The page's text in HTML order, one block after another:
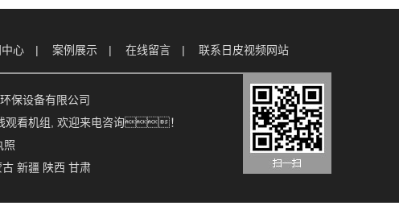
心 案例展示 在线留言 联系日皮视频网站
保设备有限公司
观看机组 , 欢迎来电咨询！
照
古 新疆 陕西 甘肃